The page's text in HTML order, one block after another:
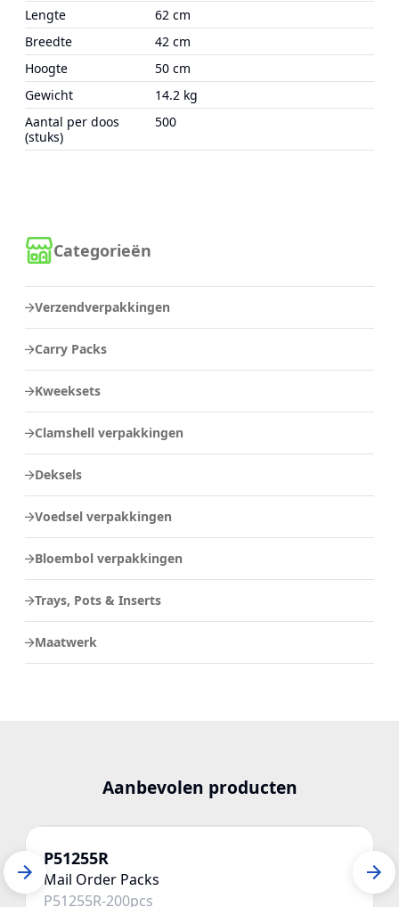
Categorieën
Verzendverpakkingen
Carry Packs
Kweeksets
Clamshell verpakkingen
Deksels
Voedsel verpakkingen
Bloembol verpakkingen
Trays, Pots & Inserts
Maatwerk
Lengte
62 cm
Breedte
42 cm
Hoogte
50 cm
Gewicht
14.2 kg
Aantal per doos
(stuks)
500
Aanbevolen producten
P51255R
Mail Order Packs
P51255R-200pcs